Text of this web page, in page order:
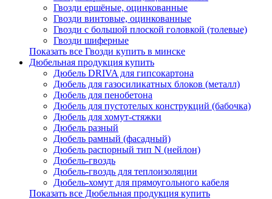
Гвозди ершёные, оцинкованные
Гвозди винтовые, оцинкованные
Гвозди с большой плоской головкой (толевые)
Гвозди шиферные
Показать все Гвозди купить в минске
Дюбельная продукция купить
Дюбель DRIVA для гипсокартона
Дюбель для газосиликатных блоков (металл)
Дюбель для пенобетона
Дюбель для пустотелых конструкций (бабочка)
Дюбель для хомут-стяжки
Дюбель разный
Дюбель рамный (фасадный)
Дюбель распорный тип N (нейлон)
Дюбель-гвоздь
Дюбель-гвоздь для теплоизоляции
Дюбель-хомут для прямоугольного кабеля
Показать все Дюбельная продукция купить